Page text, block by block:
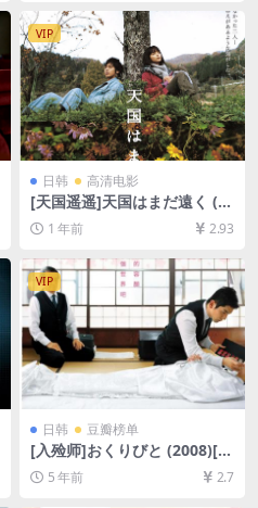
幕]
VIP
日韩 高清电影
[天国遥遥]天国はまだ遠く (2
008)[百度网盘+夸克网盘1080
P超清未删减资源][网盘在线播
放/下载][MP4/3GB][中文字
幕]
1 年前 2.93
VIP
日韩 豆瓣榜单
[入殓师]おくりびと (2008)[百
度网盘+迅雷云盘资源1080P
超清未删减][MP4/8.5GB][日
语中字]
5 年前 2.7